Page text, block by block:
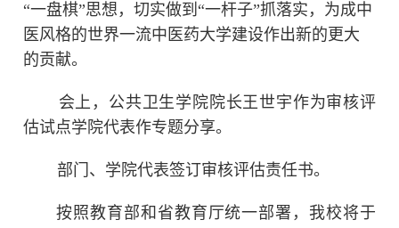
“一盘棋”思想，切实做到“一杆子”抓落实，为成中
医风格的世界一流中医药大学建设作出新的更大
的贡献。
会上，公共卫生学院院长王世宇作为审核评
估试点学院代表作专题分享。
部门、学院代表签订审核评估责任书。
按照教育部和省教育厅统一部署，我校将于